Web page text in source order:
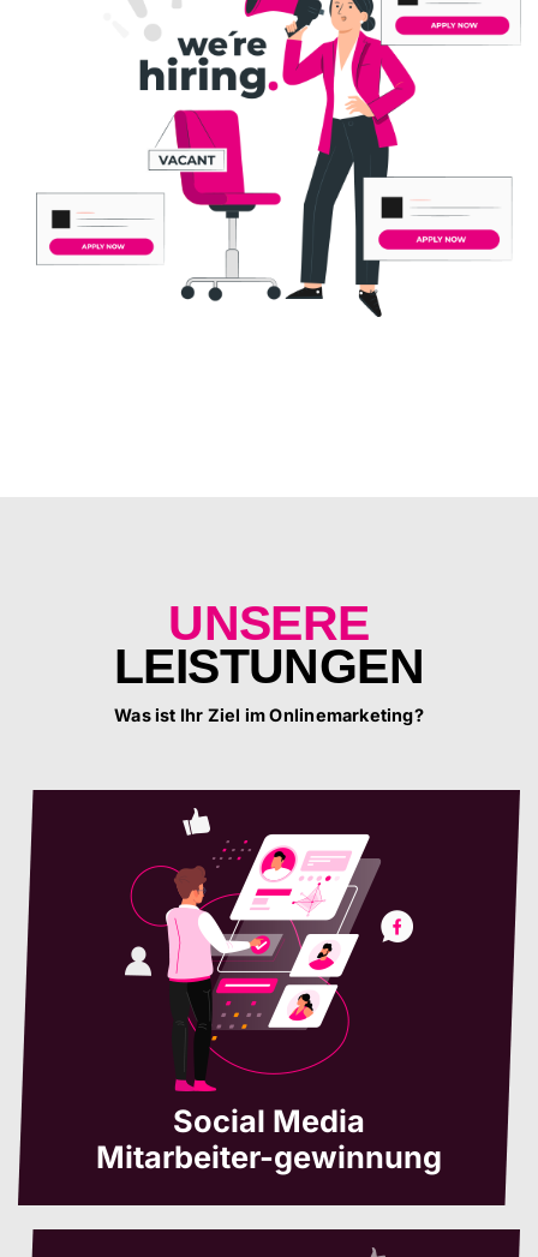
UNSERE
LEISTUNGEN
Was ist Ihr Ziel im Onlinemarketing?
Social Media
Mitarbeiter-gewinnung